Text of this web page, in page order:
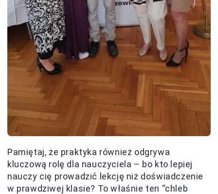
Pamiętaj, że praktyka również odgrywa
kluczową rolę dla nauczyciela – bo kto lepiej
nauczy cię prowadzić lekcję niż doświadczenie
w prawdziwej klasie? To właśnie ten “chleb